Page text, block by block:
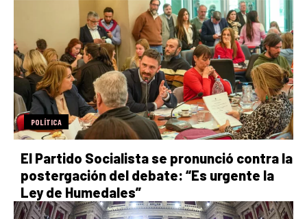
POLÍTICA
El Partido Socialista se pronunció contra la
postergación del debate: “Es urgente la
Ley de Humedales”